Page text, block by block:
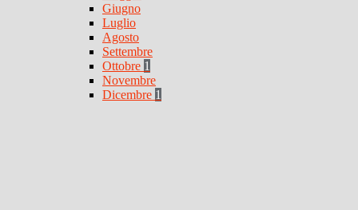
Giugno
Luglio
Agosto
Settembre
Ottobre 1
Novembre
Dicembre 1